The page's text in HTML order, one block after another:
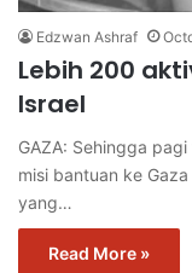
Edzwan Ashraf
Lebih 200
Israel
GAZA: Sehingga
misi bantuan ke
yang…
Read More »